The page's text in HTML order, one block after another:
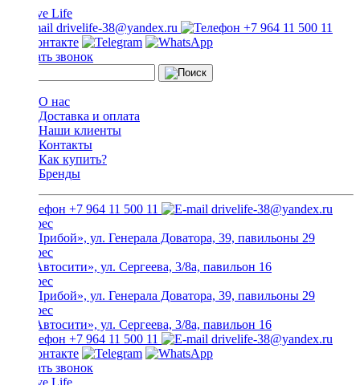
drivelife-38@yandex.ru +7 964 11 500 11
Заказать звонок
О нас
Доставка и оплата
Наши клиенты
Контакты
Как купить?
Бренды
+7 964 11 500 11 drivelife-38@yandex.ru
ТЦ «Прибой», ул. Генерала Доватора, 39, павильоны 29
ТЦ «Автосити», ул. Сергеева, 3/8а, павильон 16
ТЦ «Прибой», ул. Генерала Доватора, 39, павильоны 29
ТЦ «Автосити», ул. Сергеева, 3/8а, павильон 16
+7 964 11 500 11
drivelife-38@yandex.ru
Заказать звонок